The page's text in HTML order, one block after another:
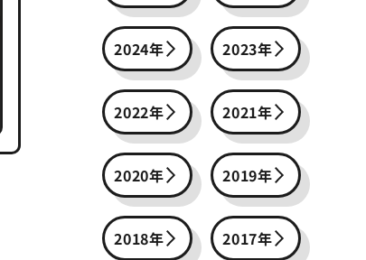
2024年 2023年
2022年 2021年
2020年 2019年
2018年 2017年